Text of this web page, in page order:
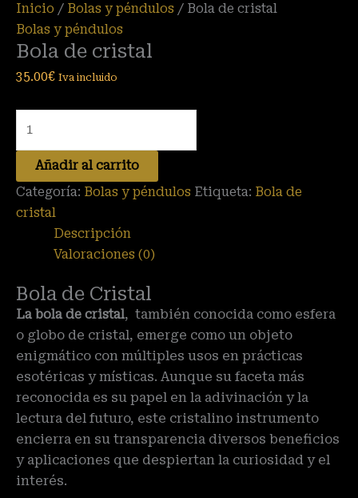
Inicio / Bolas y péndulos / Bola de cristal
Bolas y péndulos
Bola de cristal
35.00€ Iva incluido
Añadir al carrito
Categoría: Bolas y péndulos Etiqueta: Bola de
cristal
Descripción
Valoraciones (0)
Bola de Cristal
La bola de cristal, también conocida como esfera
o globo de cristal, emerge como un objeto
enigmático con múltiples usos en prácticas
esotéricas y místicas. Aunque su faceta más
reconocida es su papel en la adivinación y la
lectura del futuro, este cristalino instrumento
encierra en su transparencia diversos beneficios
y aplicaciones que despiertan la curiosidad y el
interés.